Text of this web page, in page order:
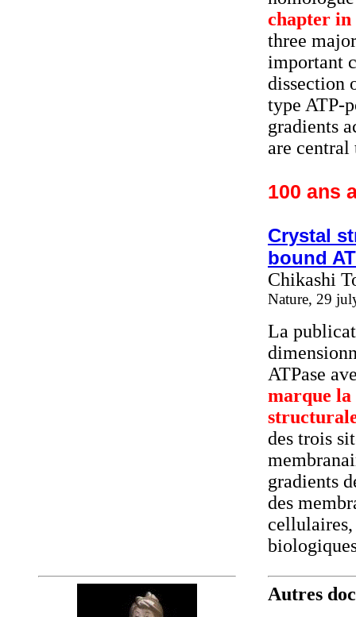
chapter
three
important
dissection
type ATP-
gradients
are central
100 ans
Crystal
bound
Chikashi
Nature, 29
La
ATPase
marque
des trois
gradients
des
cellulaires,
Autres